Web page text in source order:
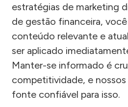
estratégias de marketing
de gestão financeira,
conteúdo relevante e
ser aplicado
Manter-se informado é
competitividade, e
fonte confiável para isso.